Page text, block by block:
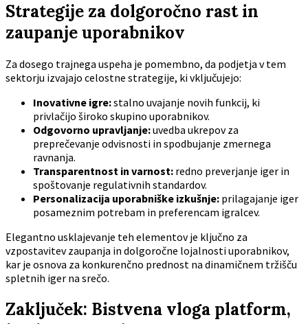
Strategije za dolgoročno rast in
zaupanje uporabnikov
Za dosego trajnega uspeha je pomembno, da podjetja v tem
sektorju izvajajo celostne strategije, ki vključujejo:
Inovativne igre:stalno uvajanje novih funkcij, ki
privlačijo široko skupino uporabnikov.
Odgovorno upravljanje:uvedba ukrepov za
preprečevanje odvisnosti in spodbujanje zmernega
ravnanja.
Transparentnost in varnost: redno preverjanje iger in
spoštovanje regulativnih standardov.
Personalizacija uporabniške izkušnje: prilagajanje iger
posameznim potrebam in preferencam igralcev.
Elegantno usklajevanje teh elementov je ključno za
vzpostavitev zaupanja in dolgoročne lojalnosti uporabnikov,
kar je osnova za konkurenčno prednost na dinamičnem tržišču
spletnih iger na srečo.
Zaključek: Bistvena vloga platform,